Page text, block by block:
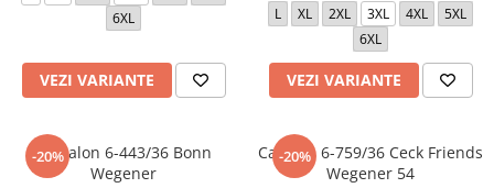
6XL
VEZI VARIANTE
L XL 2XL 3XL 4XL
5XL
6XL
VEZI VARIANTE
-20%
Pantalon 6-443/36 Bonn
Wegener
-20%
Camasa 6-759/36 Ceck Friends
Wegener 54